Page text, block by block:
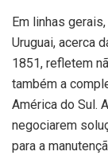
Em linhas
Uruguai, acerca
1851, refletem
também a
América do Sul.
negociarem
para a